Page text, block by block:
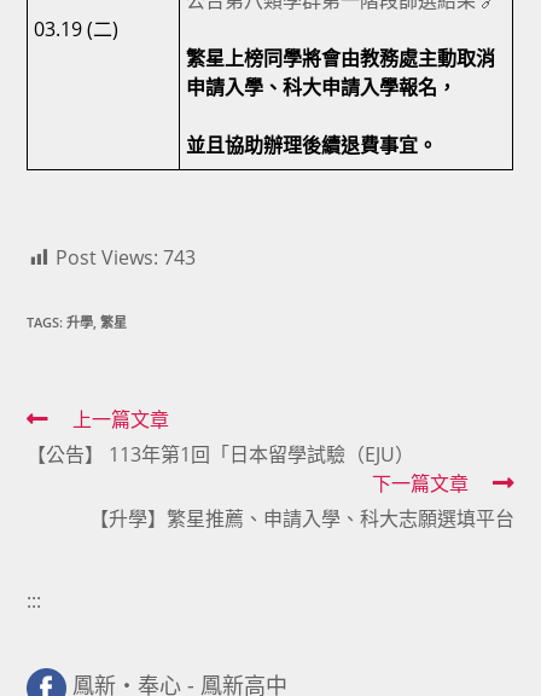
03.19 (二)
繁星上榜同學將會由教務處主動取消
申請入學、科大申請入學報名，
並且協助辦理後續退費事宜。
Post Views: 743
TAGS:升學, 繁星
Read
more
articles
上一篇文章
【公告】 113年第1回「日本留學試驗（EJU）
下一篇文章
【升學】繁星推薦、申請入學、科大志願選填平台
:::
鳳新・奉心 - 鳳新高中